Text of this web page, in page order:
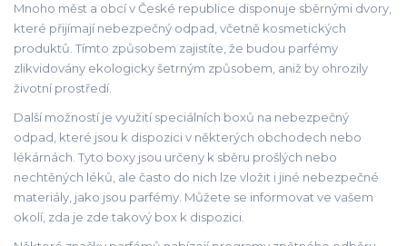
Mnoho měst a obcí v České republice disponuje sběrnými dvory,
které přijímají nebezpečný odpad, včetně kosmetických
produktů. Tímto způsobem zajistíte, že budou parfémy
zlikvidovány ekologicky šetrným způsobem, aniž by ohrozily
životní prostředí.
Další možností je využití speciálních boxů na nebezpečný
odpad, které jsou k dispozici v některých obchodech nebo
lékárnách. Tyto boxy jsou určeny k sběru prošlých nebo
nechtěných léků, ale často do nich lze vložit i jiné nebezpečné
materiály, jako jsou parfémy. Můžete se informovat ve vašem
okolí, zda je zde takový box k dispozici.